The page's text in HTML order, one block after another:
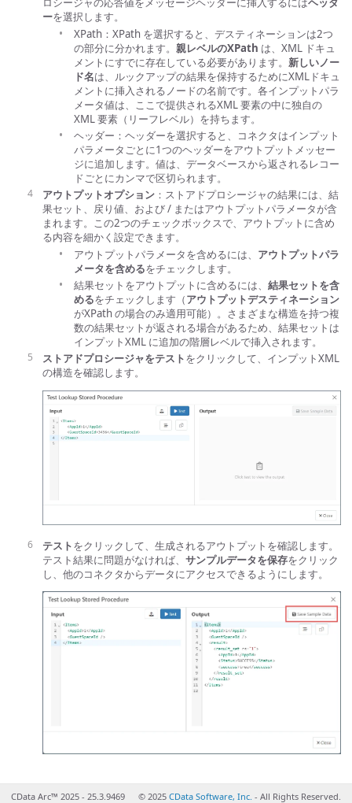
ーを選択します。
XPath：XPath を選択すると、デスティネーションは2つ
の部分に分かれます。 親レベルのXPath は、XML ドキュ
メントにすでに存在している必要があります。 新しいノー
ド名は、ルックアップの結果を保持するためにXMLドキュ
メントに挿入されるノードの名前です。各インプットパラ
メータ値は、ここで提供されるXML 要素の中に独自の
XML 要素（リーフレベル）を持ちます。
ヘッダー：ヘッダーを選択すると、コネクタはインプット
パラメータごとに1つのヘッダーをアウトプットメッセー
ジに追加します。値は、データベースから返されるレコー
ドごとにカンマで区切られます。
アウトプットオプション ：ストアドプロシージャの結果には、結
果セット、戻り値、および / またはアウトプットパラメータが含
まれます。この2つのチェックボックスで、アウトプットに含め
る内容を細かく設定できます。
アウトプットパラメータを含めるには、 アウトプットパラ
メータを含めるをチェックします。
結果セットをアウトプットに含めるには、 結果セットを含
めるをチェックします（アウトプットデスティネーション
がXPath の場合のみ適用可能）。さまざまな構造を持つ複
数の結果セットが返される場合があるため、結果セットは
インプットXML に追加の階層レベルで挿入されます。
ストアドプロシージャをテストをクリックして、インプットXML
の構造を確認します。
テストをクリックして、生成されるアウトプットを確認します。
テスト結果に問題がなければ、 サンプルデータを保存をクリック
し、他のコネクタからデータにアクセスできるようにします。
CData Arc™ 2025 - 25.3.9469 © 2025 CData Software, Inc. - All Rights Reserved.